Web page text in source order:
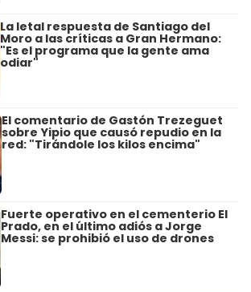
La letal respuesta de Santiago del
Moro a las críticas a Gran Hermano:
"Es el programa que la gente ama
odiar"
El comentario de Gastón Trezeguet
sobre Yipio que causó repudio en la
red: "Tirándole los kilos encima"
Fuerte operativo en el cementerio El
Prado, en el último adiós a Jorge
Messi: se prohibió el uso de drones